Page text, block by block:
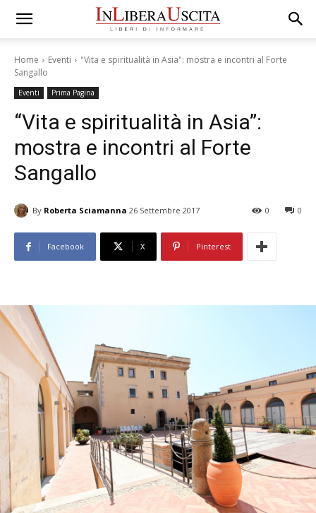
Home Eventi
"Vita e spiritualità in Asia": mostra e incontri al Forte
Sangallo
Eventi Prima Pagina
“Vita e spiritualità in Asia”:
mostra e incontri al Forte
Sangallo
By Roberta Sciamanna 26 Settembre 2017 0
0
Facebook X Pinterest